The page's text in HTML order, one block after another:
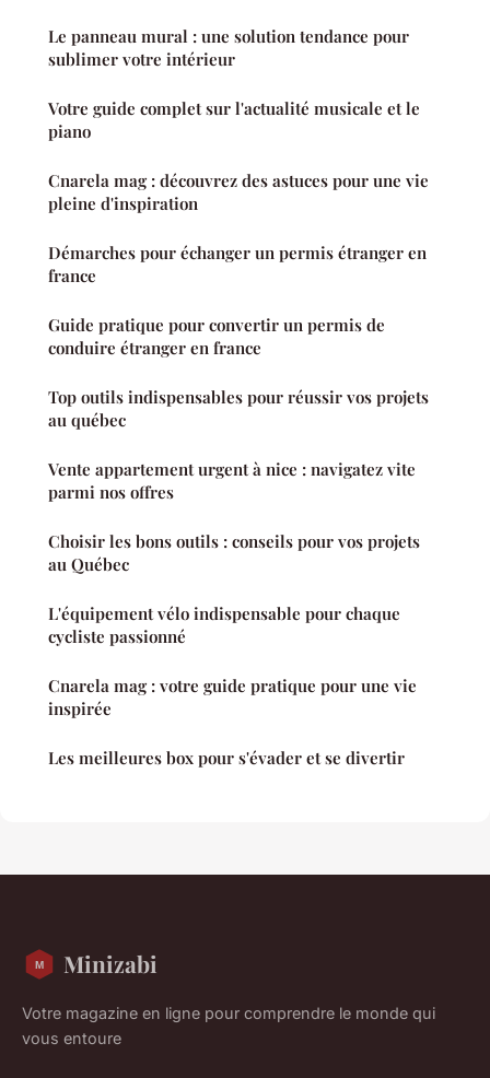
Le panneau mural : une solution tendance pour
sublimer votre intérieur
Votre guide complet sur l'actualité musicale et le
piano
Cnarela mag : découvrez des astuces pour une vie
pleine d'inspiration
Démarches pour échanger un permis étranger en
france
Guide pratique pour convertir un permis de
conduire étranger en france
Top outils indispensables pour réussir vos projets
au québec
Vente appartement urgent à nice : navigatez vite
parmi nos offres
Choisir les bons outils : conseils pour vos projets
au Québec
L'équipement vélo indispensable pour chaque
cycliste passionné
Cnarela mag : votre guide pratique pour une vie
inspirée
Les meilleures box pour s'évader et se divertir
Minizabi
Votre magazine en ligne pour comprendre le monde qui
vous entoure